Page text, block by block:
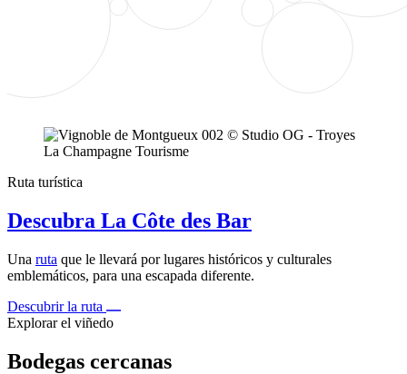
Ruta turística
Descubra La Côte des Bar
Una ruta que le llevará por lugares históricos y culturales
emblemáticos, para una escapada diferente.
Descubrir la ruta
Explorar el viñedo
Bodegas cercanas